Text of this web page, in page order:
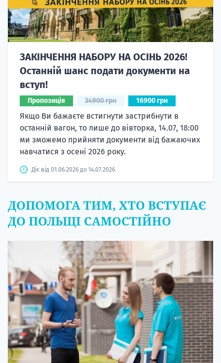
ЗАКІНЧЕННЯ НАБОРУ НА ОСІНЬ 2026!
Останній шанс подати документи на
вступ!
Пропозиція 34900 грн 16900 грн
Якщо Ви бажаєте встигнути застрибнути в
останній вагон, то лише до вівторка, 14.07, 18:00
ми зможемо прийняти документи від бажаючих
навчатися з осені 2026 року.
Діє від 01.06.2026 до 14.07.2026
ДОПОМОГА ТИМ, ХТО ВСТУПАЄ
ДО ПОЛЬЩІ САМОСТІЙНО